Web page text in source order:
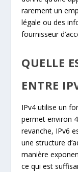
rarement un
légale ou des
fournisseur
QUELLE
ENTRE
IPv4 utilise un
permet environ
revanche, IPv6
une structure
manière
ce qui est